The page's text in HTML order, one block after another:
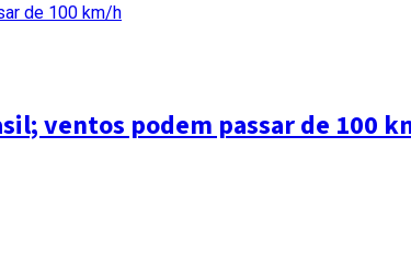
ventos podem passar de 100